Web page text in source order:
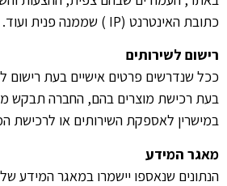
כתובת האינטרנט (IP ) שממנה פנית ועוד.
רישום לשירותים
ככל שנדרשים פרטים אישיים בעת רישום
בעת רכישת מוצרים בהם, החברה תבקש
במישרין לאספקת השירותים או לרכישת
מאגר המידע
הנתונים שנאספו יישמרו במאגר המידע